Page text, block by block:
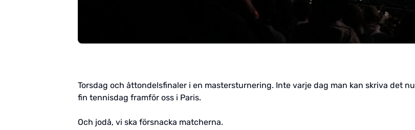
Torsdag och åttondelsfinaler i en mastersturnering. Inte varje dag man kan skriva det
fin tennisdag framför oss i Paris.
Och jodå, vi ska försnacka matcherna.